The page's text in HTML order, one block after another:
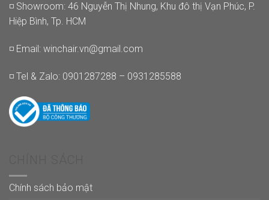
◽ Showroom: 46 Nguyễn Thị Nhung, Khu đô thị Vạn Phúc, P.
Hiệp Bình, Tp. HCM
◽ Email: winchair.vn@gmail.com
◽ Tel & Zalo: 0901287288 – 0931285588
Chính sách bảo mật